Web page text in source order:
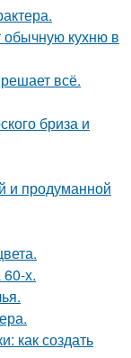
кухню в
всё.
бриза и
и продуманной
х.
как создать